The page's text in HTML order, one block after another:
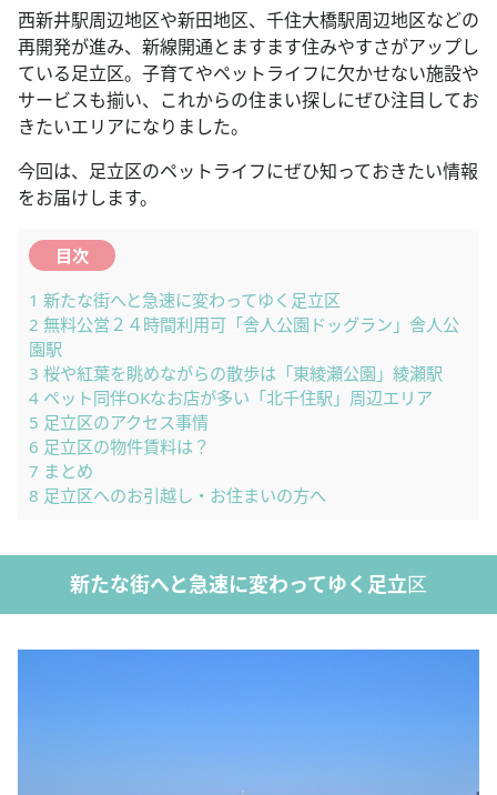
西新井駅周辺地区や新田地区、千住大橋駅周辺地区などの
再開発が進み、新線開通とますます住みやすさがアップし
ている足立区。子育てやペットライフに欠かせない施設や
サービスも揃い、これからの住まい探しにぜひ注目してお
きたいエリアになりました。
今回は、足立区のペットライフにぜひ知っておきたい情報
をお届けします。
目次
1 新たな街へと急速に変わってゆく足立区
2 無料公営２４時間利用可「舎人公園ドッグラン」舎人公
園駅
3 桜や紅葉を眺めながらの散歩は「東綾瀬公園」綾瀬駅
4 ペット同伴OKなお店が多い「北千住駅」周辺エリア
5 足立区のアクセス事情
6 足立区の物件賃料は？
7 まとめ
8 足立区へのお引越し・お住まいの方へ
新たな街へと急速に変わってゆく足立区